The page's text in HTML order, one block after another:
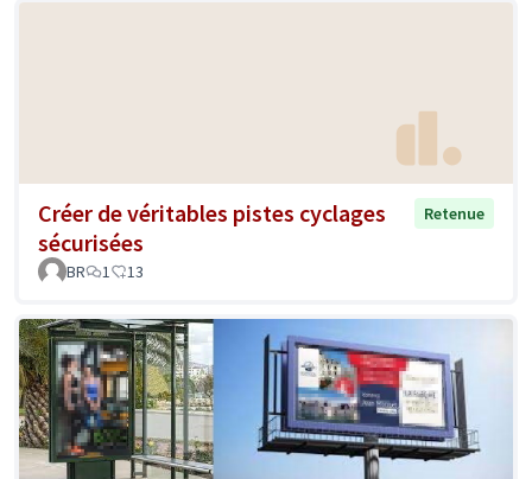
Créer de véritables pistes cyclages
sécurisées
Retenue
BR 1 13